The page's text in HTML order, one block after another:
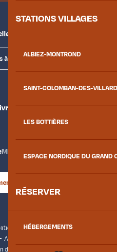
STATIONS VILLAGES
ALBIEZ-MONTROND
SAINT-COLOMBAN-DES-
LES BOTTIÈRES
ESPACE NORDIQUE DU GRAND
RÉSERVER
HÉBERGEMENTS
façon d'explorer la vallée.
à la newsletter
Maurienne
venir ?
de confidentialité
Accessibilité : non conforme
du site